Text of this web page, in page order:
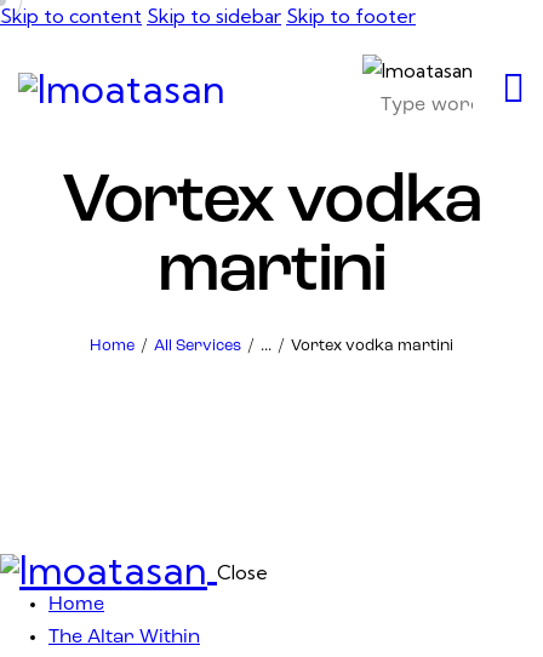
Skip to content Skip to sidebar Skip to footer
Vortex vodka
martini
Home All Services ... Vortex vodka martini
Close
Home
The Altar Within